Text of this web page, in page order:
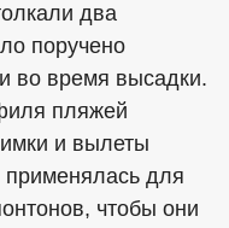
два
поручено
во время высадки.
пляжей
и вылеты
для
чтобы они